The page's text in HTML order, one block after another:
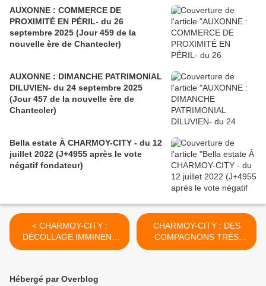
AUXONNE : COMMERCE DE
PROXIMITÉ EN PÉRIL- du 26
septembre 2025 (Jour 459 de la
nouvelle ère de Chantecler)
AUXONNE : DIMANCHE PATRIMONIAL
DILUVIEN- du 24 septembre 2025
(Jour 457 de la nouvelle ère de
Chantecler)
Bella estate À CHARMOY-CITY - du 12
juillet 2022 (J+4955 après le vote
négatif fondateur)
< CHARMOY-CITY :
DÉCOLLAGE IMMINENT
POUR LA REVITALISATION
négatif fondateur)
CHARMOY-CITY : DES
COMPAGNONS TRÈS
ÉCLECTIQUES - du 3
Hébergé par Overblog